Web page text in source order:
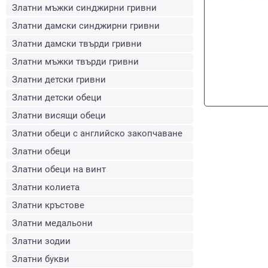
Златни мъжки синджирни гривни
Златни дамски синджирни гривни
Златни дамски твърди гривни
Златни мъжки твърди гривни
Златни детски гривни
Златни детски обеци
Златни висящи обеци
Златни обеци с английско закопчаване
Златни обеци
Златни обеци на винт
Златни колиета
Златни кръстове
Златни медальони
Златни зодии
Златни букви